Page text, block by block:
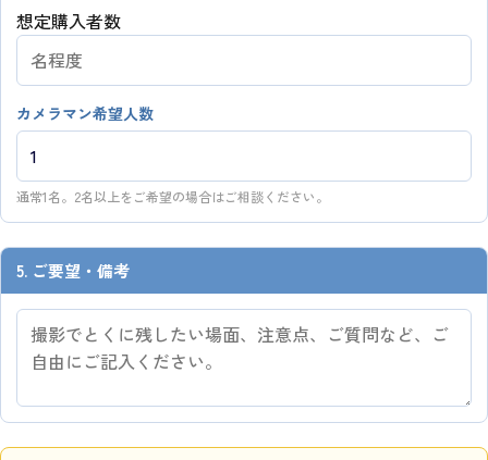
想定購入者数
カメラマン希望人数
通常1名。2名以上をご希望の場合はご相談ください。
5. ご要望・備考